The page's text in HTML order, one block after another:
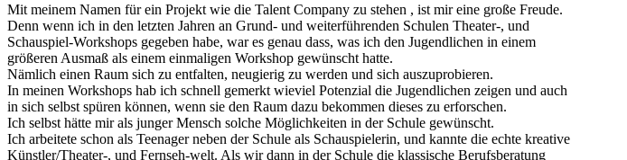
Mit meinem Namen für ein Projekt wie die Talent Company zu stehen , ist mir eine große Freude.
Denn wenn ich in den letzten Jahren an Grund- und weiterführenden Schulen Theater-, und
Schauspiel-Workshops gegeben habe, war es genau dass, was ich den Jugendlichen in einem
größeren Ausmaß als einem einmaligen Workshop gewünscht hatte.
Nämlich einen Raum sich zu entfalten, neugierig zu werden und sich auszuprobieren.
In meinen Workshops hab ich schnell gemerkt wieviel Potenzial die Jugendlichen zeigen und auch
in sich selbst spüren können, wenn sie den Raum dazu bekommen dieses zu erforschen.
Ich selbst hätte mir als junger Mensch solche Möglichkeiten in der Schule gewünscht.
Ich arbeitete schon als Teenager neben der Schule als Schauspielerin, und kannte die echte kreative
Künstler/Theater-, und Fernseh-welt. Als wir dann in der Schule die klassische Berufsberatung